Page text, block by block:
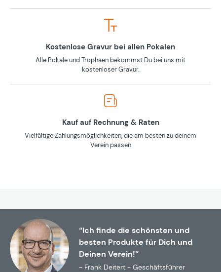
Kostenlose Gravur bei allen Pokalen
Alle Pokale und Trophäen bekommst Du bei uns mit
kostenloser Gravur.
Kauf auf Rechnung & Raten
Vielfältige Zahlungsmöglichkeiten, die am besten zu deinem
Verein passen
“Ich finde die schönsten und
besten Produkte für Dich und
Deinen Verein!”
- Frank Deitert - Geschäftsführer